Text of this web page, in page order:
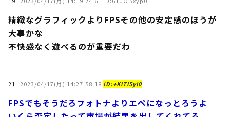
精緻なグラフィックよりFPSその他の安定感のほうが
大事かな
不快感なく遊べるのが重要だわ
21 : 2023/04/17(月) 14:27:58.18 ID:+KiTl5yl0
FPSでもそうだろフォトナよりエペになっとろうよ